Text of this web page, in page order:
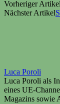
Vorheriger Artikel
Nächster Artikel
Luca Poroli
Luca Poroli als
eines UE-
Magazins sowie